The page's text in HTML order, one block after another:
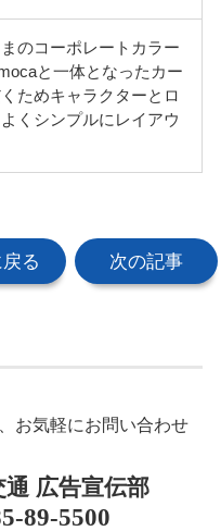
のコーポレートカラー
と一体となったカー
ためキャラクターとロ
くシンプルにレイアウ
る 次の記事
お気軽にお問い合わせ
通 広告宣伝部
89-5500